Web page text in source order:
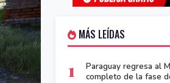
MÁS LEÍDAS
1
Paraguay regresa al
completo de la fase